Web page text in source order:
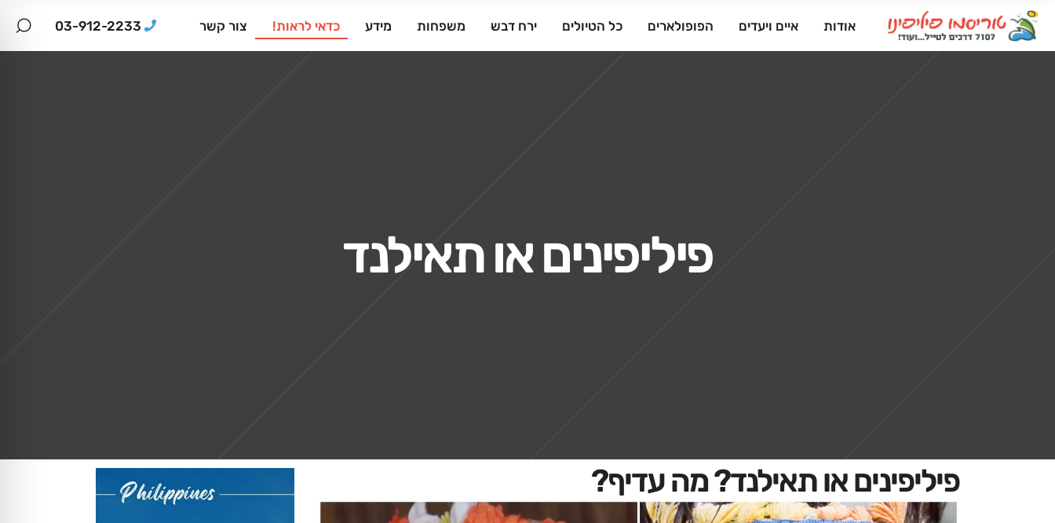
אודות איים ויעדים הפופולארים כל הטיולים ירח דבש משפחות מידע כדאי לראות! צור קשר 03-912-2233
פיליפינים או תאילנד
פיליפינים או תאילנד? מה עדיף?